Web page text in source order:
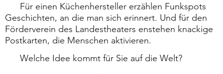
Für einen Küchenhersteller erzählen Funkspots
Geschichten, an die man sich erinnert. Und für den
Förderverein des Landestheaters enstehen knackige
Postkarten, die Menschen aktivieren.
Welche Idee kommt für Sie auf die Welt?